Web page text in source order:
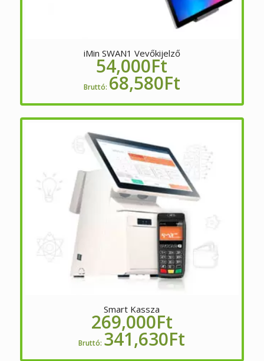
iMin SWAN1 Vevőkijelző
54,000Ft
Bruttó: 68,580Ft
Smart Kassza
269,000Ft
Bruttó: 341,630Ft